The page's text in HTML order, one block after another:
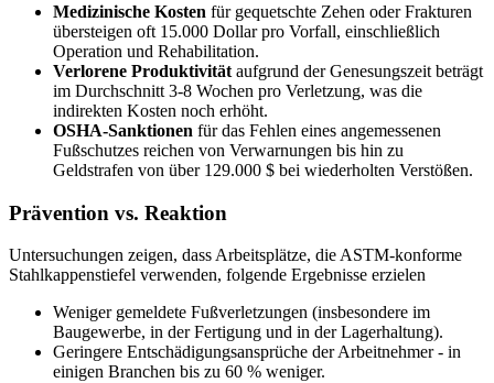
Medizinische Kosten für gequetschte Zehen oder Frakturen
übersteigen oft 15.000 Dollar pro Vorfall, einschließlich
Operation und Rehabilitation.
Verlorene Produktivität aufgrund der Genesungszeit beträgt
im Durchschnitt 3-8 Wochen pro Verletzung, was die
indirekten Kosten noch erhöht.
OSHA-Sanktionen für das Fehlen eines angemessenen
Fußschutzes reichen von Verwarnungen bis hin zu
Geldstrafen von über 129.000 $ bei wiederholten Verstößen.
Prävention vs. Reaktion
Untersuchungen zeigen, dass Arbeitsplätze, die ASTM-konforme
Stahlkappenstiefel verwenden, folgende Ergebnisse erzielen
Weniger gemeldete Fußverletzungen (insbesondere im
Baugewerbe, in der Fertigung und in der Lagerhaltung).
Geringere Entschädigungsansprüche der Arbeitnehmer - in
einigen Branchen bis zu 60 % weniger.